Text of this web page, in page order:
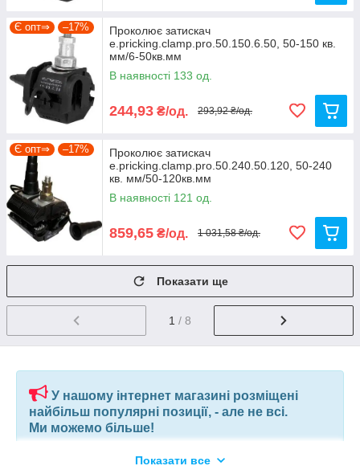
Є опт⇒ –17%
Проколює затискач
e.pricking.clamp.pro.50.150.6.50, 50-150 кв.
мм/6-50кв.мм
В наявності 133 од.
244,93 ₴/од. 293,92 ₴/од.
Є опт⇒ –17%
Проколює затискач
e.pricking.clamp.pro.50.240.50.120, 50-240
кв. мм/50-120кв.мм
В наявності 121 од.
859,65 ₴/од. 1 031,58 ₴/од.
Показати ще
1 / 8
У нашому інтернет магазині розміщені
найбільш популярні позиції, - але не всі.
Ми можемо більше!
Якщо ви шукаєте конкретну позицію або заміну товару, який
Показати все